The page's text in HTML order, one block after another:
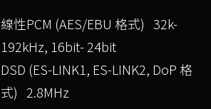
線性PCM (AES/EBU 格式) 32k-
192kHz, 16bit- 24bit
DSD (ES-LINK1, ES-LINK2, DoP 格
式) 2.8MHz